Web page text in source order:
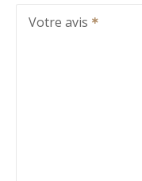
Votre avis